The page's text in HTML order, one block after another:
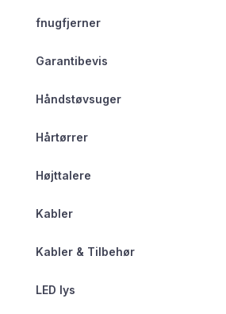
fnugfjerner
Garantibevis
Håndstøvsuger
Hårtørrer
Højttalere
Kabler
Kabler & Tilbehør
LED lys